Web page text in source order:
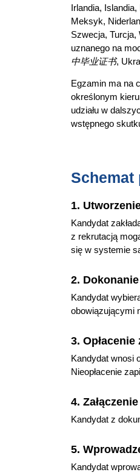
Irlandia,
Meksyk,
Szwecja, Turcja,
uznanego na
中毕业证书,
Egzamin ma na
określonym
udziału w
wstępnego
Schemat
1.
Kandydat
z rekrutacją
się w systemie
2.
Kandydat
obowiązującymi
3. Opłacenie
Kandydat wnosi
Nieopłacenie
4.
Kandydat z
5.
Kandydat